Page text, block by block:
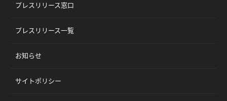
プレスリリース窓口
プレスリリース一覧
お知らせ
サイトポリシー